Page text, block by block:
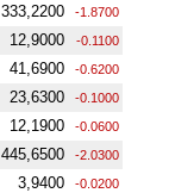
333,2200 -1.8700
12,9000 -0.1100
41,6900 -0.6200
23,6300 -0.1000
12,1900 -0.0600
445,6500 -2.0300
3,9400 -0.0200